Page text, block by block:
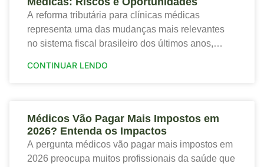
A reforma tributária para clínicas médicas
representa uma das mudanças mais relevantes
no sistema fiscal brasileiro dos últimos anos,
setor de saúde. Portanto,
CONTINUAR LENDO
Médicos Vão Pagar Mais Impostos em
2026? Entenda os Impactos
A pergunta médicos vão pagar mais impostos em
2026 preocupa muitos profissionais da saúde que